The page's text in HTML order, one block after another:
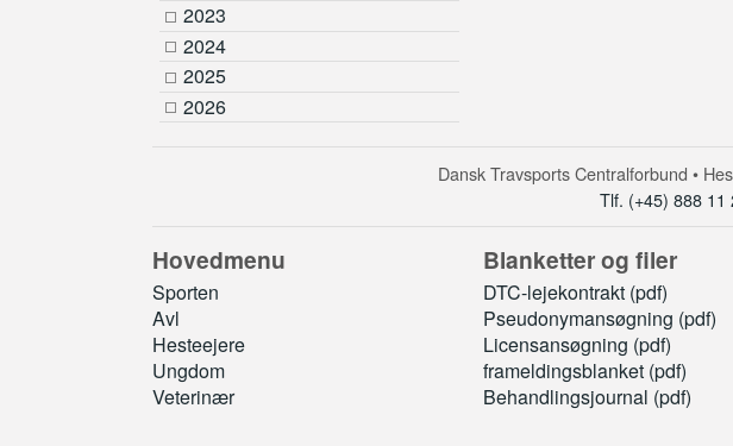
2023
2024
2025
2026
Dansk Travsports Centralforbund •
Tlf. (+45) 888 11
Hovedmenu
Sporten
Avl
Hesteejere
Ungdom
Veterinær
Blanketter og filer
DTC-lejekontrakt (pdf)
Pseudonymansøgning (pdf)
Licensansøgning (pdf)
frameldingsblanket (pdf)
Behandlingsjournal (pdf)